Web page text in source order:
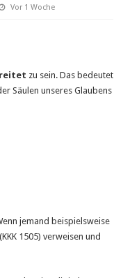
Vor 1 Woche
zu sein. Das bedeutet
Säulen unseres Glaubens
jemand beispielsweise
(KKK 1505) verweisen und